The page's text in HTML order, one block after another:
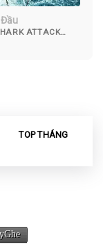
Đầu
ATTACK
TOP THÁNG